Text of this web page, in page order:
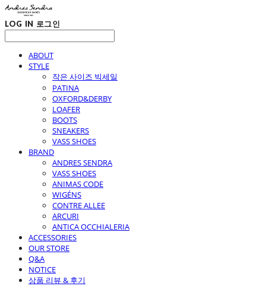
LOG IN 로그인
ABOUT
STYLE
작은 사이즈 빅세일
PATINA
OXFORD&DERBY
LOAFER
BOOTS
SNEAKERS
VASS SHOES
BRAND
ANDRES SENDRA
VASS SHOES
ANIMAS CODE
WIGÉNS
CONTRE ALLEE
ARCURI
ANTICA OCCHIALERIA
ACCESSORIES
OUR STORE
Q&A
NOTICE
상품 리뷰 & 후기